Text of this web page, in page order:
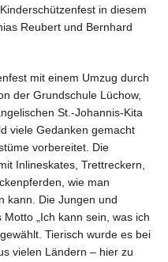
in diesem
Reubert und Bernhard
mit einem Umzug durch
der Grundschule Lüchow,
St.-Johannis-Kita
viele Gedanken gemacht
vorbereitet. Die
Inline­skates, Trettreckern,
wie man
kann. Die Jungen und
„Ich kann sein, was ich
Tierisch wurde es bei
vielen Ländern – hier zu